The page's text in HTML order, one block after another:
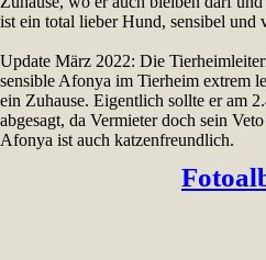
ist ein total lieber Hund, sensibel und
Update März 2022: Die
sensible Afonya im Tierheim extrem
ein Zuhause. Eigentlich sollte er am
abgesagt, da Vermieter doch sein
Afonya ist auch katzenfreundlich.